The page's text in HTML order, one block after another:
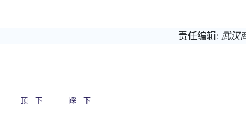
责任编辑: 武汉
顶一下 踩一下